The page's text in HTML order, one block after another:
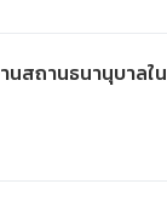
นสถานธนานุบาล